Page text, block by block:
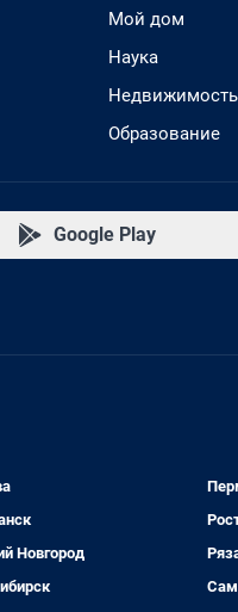
Мой дом
Наука
Недвижимость
Образование
Google Play
Новгород